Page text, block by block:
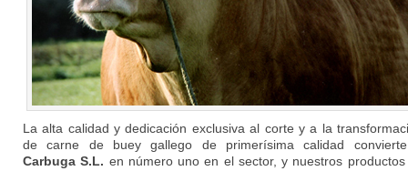
La alta calidad y dedicación exclusiva al corte y a la
de carne de buey gallego de primerísima calidad
Carbuga S.L. en número uno en el sector, y nuestros productos